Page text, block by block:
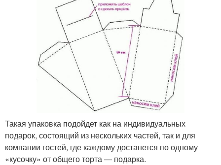
Такая упаковка подойдет как на индивидуальных
подарок, состоящий из нескольких частей, так и для
компании гостей, где каждому достанется по одному
«кусочку» от общего торта — подарка.